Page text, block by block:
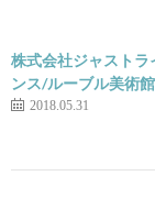
株式会社ジャスト
ンス/ルーブル美術
2018.05.31